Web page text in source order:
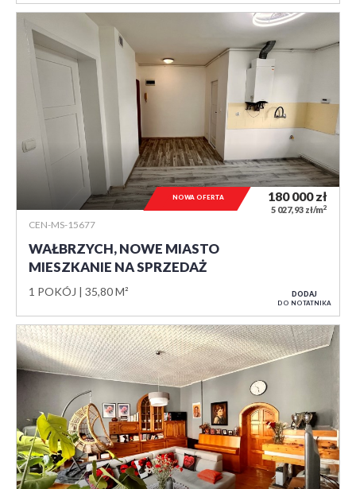
CEN-MS-15677
WAŁBRZYCH, NOWE MIASTO
MIESZKANIE NA SPRZEDAŻ
1 POKÓJ 35,80 M²
180 000zł
5 027,93 zł/m2
NOWA OFERTA
DODAJ
DO NOTATNIKA